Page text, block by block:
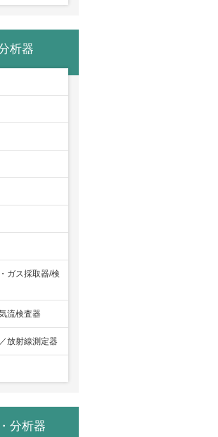
析器
ガス採取器/検
流検査器
放射線測定器
分析器